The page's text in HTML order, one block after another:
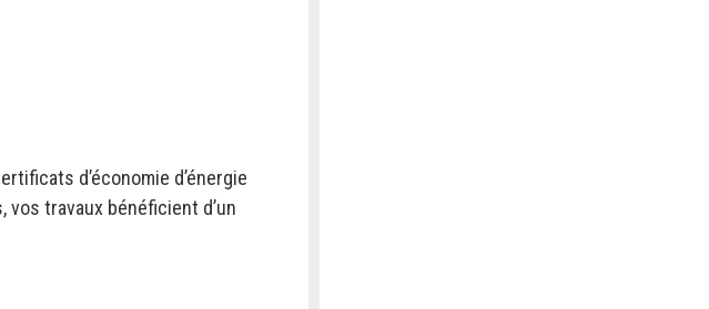
d’économie d’énergie
travaux bénéficient d’un